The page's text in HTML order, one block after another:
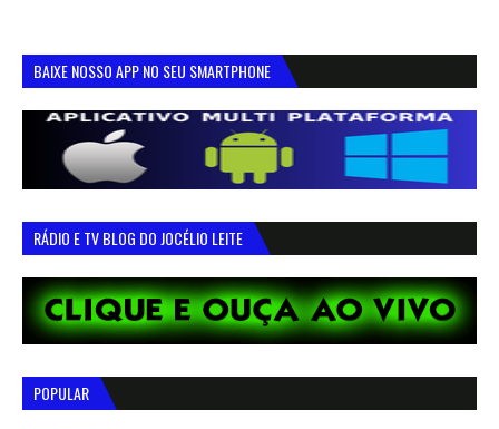
BAIXE NOSSO APP NO SEU SMARTPHONE
RÁDIO E TV BLOG DO JOCÉLIO LEITE
POPULAR